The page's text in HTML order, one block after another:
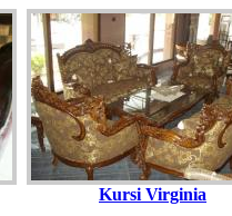
Kursi Virginia